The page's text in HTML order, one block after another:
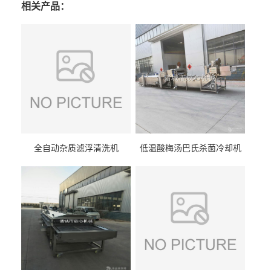
相关产品：
全自动杂质滤浮清洗机 低温酸梅汤巴氏杀菌冷却机